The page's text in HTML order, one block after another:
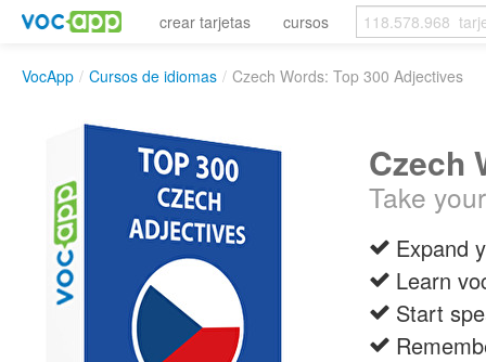
crear tarjetas cursos
VocApp / Cursos de idiomas / Czech Words: Top 300 Adjectives
Czech
Take
Expand
Learn
Start